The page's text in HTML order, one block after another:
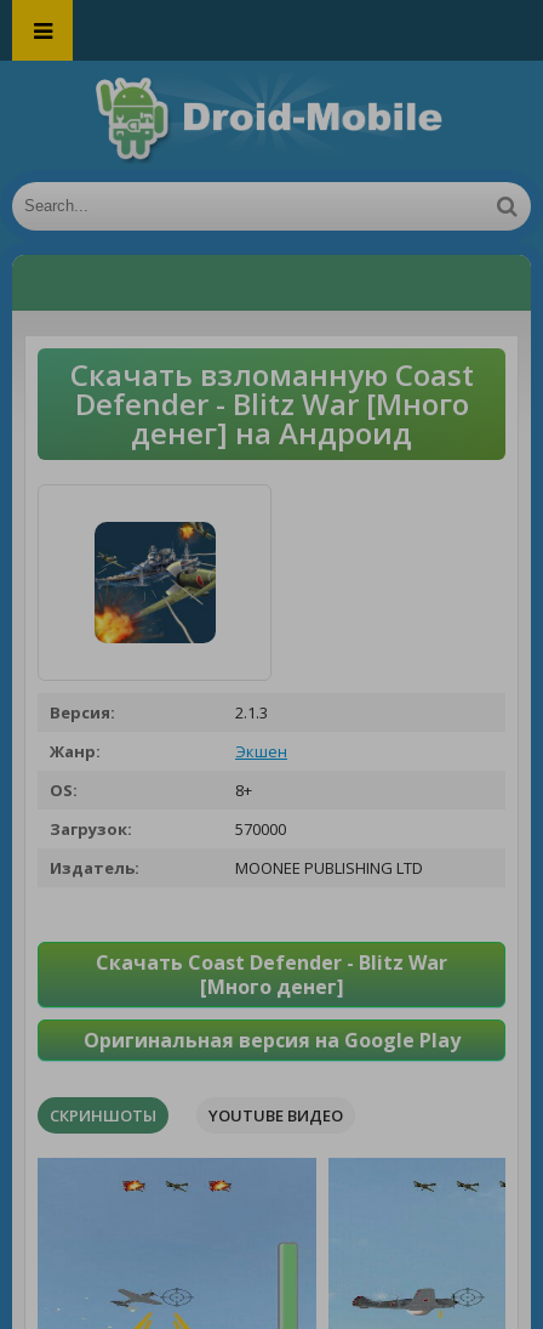
Скачать взломанную Coast
Defender - Blitz War [Много
денег] на Андроид
Версия:
2.1.3
Жанр:
Экшен
OS:
8+
Загрузок:
570000
Издатель:
MOONEE PUBLISHING LTD
Скачать Coast Defender - Blitz War
[Много денег]
Оригинальная версия на Google Play
СКРИНШОТЫ YOUTUBE ВИДЕО